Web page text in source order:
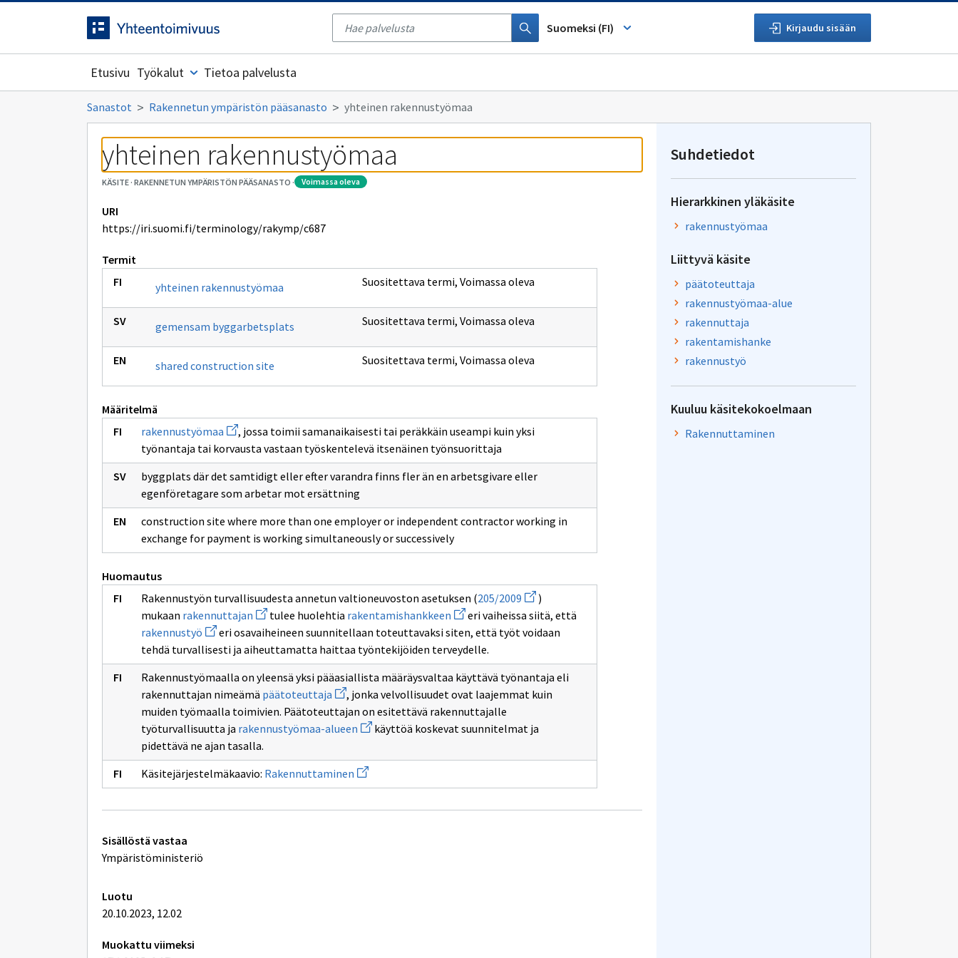
Siirrytty
Tyhjennä
haku
Suomeksi (FI) Kirjaudu sisään
Etusivu Työkalut Tietoa palvelusta
Sanastot Rakennetun ympäristön pääsanasto yhteinen rakennustyömaa
yhteinen rakennustyömaa
KÄSITE· RAKENNETUN YMPÄRISTÖN PÄÄSANASTO · voimassa oleva
URI
https://iri.suomi.fi/terminology/rakymp/c687
Termit
yhteinen rakennustyömaa
Suositettava termi, Voimassa oleva
gemensam byggarbetsplats Suositettava termi, Voimassa oleva
shared construction site Suositettava termi, Voimassa oleva
Määritelmä
rakennustyömaa Avaa
uuden
ikkunan
sivulle
rakennustyömaa
, jossa toimii samanaikaisesti tai peräkkäin useampi kuin yksi
työnantaja tai korvausta vastaan työskentelevä itsenäinen työnsuorittaja
byggplats där det samtidigt eller efter varandra finns fler än en arbetsgivare eller
egenföretagare som arbetar mot ersättning
construction site where more than one employer or independent contractor working in
exchange for payment is working simultaneously or successively
Huomautus
Rakennustyön turvallisuudesta annetun valtioneuvoston asetuksen (205/2009 Avaa
uuden
ikkunan
sivulle
205/2009
)
mukaan rakennuttajan Avaa
uuden
ikkunan
sivulle
rakennuttajan
tulee huolehtia rakentamishankkeen Avaa
uuden
ikkunan
sivulle
rakentamishankkeen
eri vaiheissa siitä, että
rakennustyö Avaa
uuden
ikkunan
sivulle
rakennustyö
eri osavaiheineen suunnitellaan toteuttavaksi siten, että työt voidaan
tehdä turvallisesti ja aiheuttamatta haittaa työntekijöiden terveydelle.
Rakennustyömaalla on yleensä yksi pääasiallista määräysvaltaa käyttävä työnantaja eli
rakennuttajan nimeämä päätoteuttaja Avaa
uuden
ikkunan
sivulle
päätoteuttaja
, jonka velvollisuudet ovat laajemmat kuin
muiden työmaalla toimivien. Päätoteuttajan on esitettävä rakennuttajalle
työturvallisuutta ja rakennustyömaa-alueen Avaa
uuden
sivulle
rakennustyömaa-
alueen
käyttöä koskevat suunnitelmat ja
pidettävä ne ajan tasalla.
Käsitejärjestelmäkaavio: Rakennuttaminen Avaa
uuden
ikkunan
Tekniset
lisätiedot
Sisällöstä vastaa
Ympäristöministeriö
Luotu
20.10.2023, 12.02
Muokattu viimeksi
Suhdetiedot
Hierarkkinen yläkäsite
rakennustyömaa
Liittyvä käsite
päätoteuttaja
rakennustyömaa-alue
rakennuttaja
rakentamishanke
rakennustyö
Kuuluu käsitekokoelmaan
Rakennuttaminen